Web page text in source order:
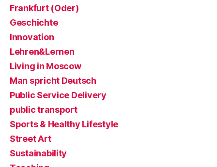
Frankfurt (Oder)
Geschichte
Innovation
Lehren&Lernen
Living in Moscow
Man spricht Deutsch
Public Service Delivery
public transport
Sports & Healthy Lifestyle
Street Art
Sustainability